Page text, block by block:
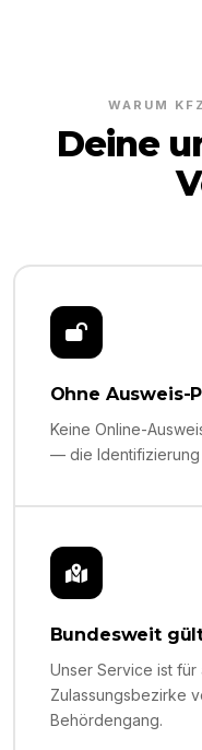
WARUM
Deine
Ohne Ausweis-
Keine Online-
— die Identifizierung
Bundesweit
Unser Service ist für
Zulassungsbezirke
Behördengang.